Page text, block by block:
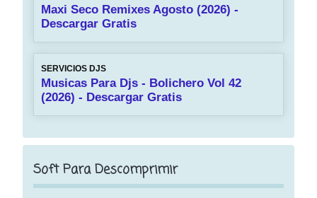
Maxi Seco Remixes Agosto (2026) -
Descargar Gratis
SERVICIOS DJS
Musicas Para Djs - Bolichero Vol 42
(2026) - Descargar Gratis
Soft Para Descomprimir